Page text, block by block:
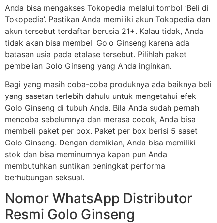
Anda bisa mengakses Tokopedia melalui tombol ‘Beli di
Tokopedia’. Pastikan Anda memiliki akun Tokopedia dan
akun tersebut terdaftar berusia 21+. Kalau tidak, Anda
tidak akan bisa membeli Golo Ginseng karena ada
batasan usia pada etalase tersebut. Pilihlah paket
pembelian Golo Ginseng yang Anda inginkan.
Bagi yang masih coba-coba produknya ada baiknya beli
yang sasetan terlebih dahulu untuk mengetahui efek
Golo Ginseng di tubuh Anda. Bila Anda sudah pernah
mencoba sebelumnya dan merasa cocok, Anda bisa
membeli paket per box. Paket per box berisi 5 saset
Golo Ginseng. Dengan demikian, Anda bisa memiliki
stok dan bisa meminumnya kapan pun Anda
membutuhkan suntikan peningkat performa
berhubungan seksual.
Nomor WhatsApp Distributor
Resmi Golo Ginseng